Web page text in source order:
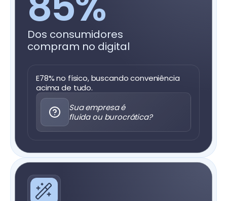
Dos consumidores
compram no digital
E78% no físico, buscando conveniência
acima de tudo.
Sua empresa é
fluida ou burocrática?